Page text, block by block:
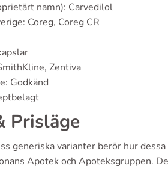
namn): Carvedilol
Coreg, Coreg CR
Zentiva
Godkänd
Prisläge
generiska varianter berör hur
Apotek och Apoteksgruppen.